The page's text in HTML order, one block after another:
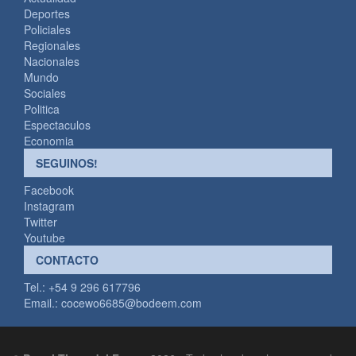
Deportes
Policiales
Regionales
Nacionales
Mundo
Sociales
Politica
Espectaculos
Economia
SEGUINOS!
Facebook
Instagram
Twitter
Youtube
CONTACTO
Tel.: +54 9 296 617796
Email.: cocewo6685@bodeem.com